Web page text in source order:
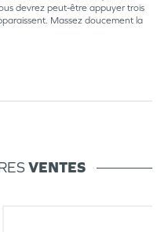
devrez peut-être appuyer trois
Massez doucement la
VENTES